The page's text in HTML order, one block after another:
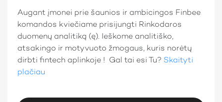
Augant įmonei prie šaunios ir ambicingos Finbee
komandos kviečiame prisijungti Rinkodaros
duomenų analitiką (ę). Ieškome analitiško,
atsakingo ir motyvuoto žmogaus, kuris norėtų
dirbti fintech aplinkoje ! Gal tai esi Tu? Skaityti
plačiau